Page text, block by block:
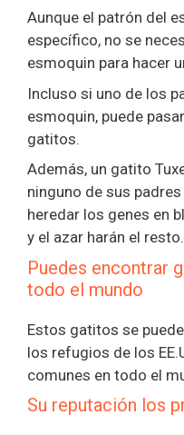
Aunque el patrón del
específico, no se
esmoquin para hacer
Incluso si uno de los
esmoquin, puede
gatitos.
Además, un gatito
ninguno de sus
heredar los genes en
y el azar harán el resto.
Puedes encontrar
todo el mundo
Estos gatitos se
los refugios de los
comunes en todo el
Su reputación los